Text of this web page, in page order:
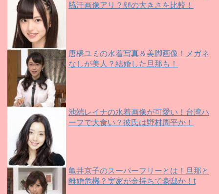
脇汗画像アリ？顔の大きさを比較！
唐橋ユミの水着写真＆美脚画像！メガネ
なしが美人？結婚した旦那も！
池端レイナの水着画像が可愛い！台湾ハ
ーフで大食い？彼氏は野村周平か！
亀井京子のスーパーフリーとは！旦那と
離婚危機？実家が金持ちで豪邸か！t